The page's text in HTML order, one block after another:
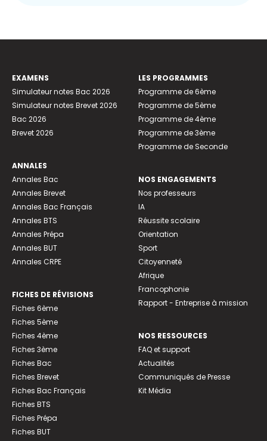
EXAMENS
Simulateur notes Bac 2026
Simulateur notes Brevet 2026
Bac 2026
Brevet 2026
ANNALES
Annales Bac
Annales Brevet
Annales Bac Français
Annales BTS
Annales Prépa
Annales BUT
Annales CRPE
FICHES DE RÉVISIONS
Fiches 6ème
Fiches 5ème
Fiches 4ème
Fiches 3ème
Fiches Bac
Fiches Brevet
Fiches Bac Français
Fiches BTS
Fiches Prépa
Fiches BUT
LES PROGRAMMES
Programme de 6ème
Programme de 5ème
Programme de 4ème
Programme de 3ème
Programme de Seconde
NOS ENGAGEMENTS
Nos professeurs
IA
Réussite scolaire
Orientation
Sport
Citoyenneté
Afrique
Francophonie
Rapport - Entreprise à mission
NOS RESSOURCES
FAQ et support
Actualités
Communiqués de Presse
Kit Média